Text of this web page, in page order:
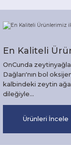
En Kaliteli
OnCunda
Dağları'nın bol
kalbindeki zeytin
dileğiyle...
Ürünleri İncele